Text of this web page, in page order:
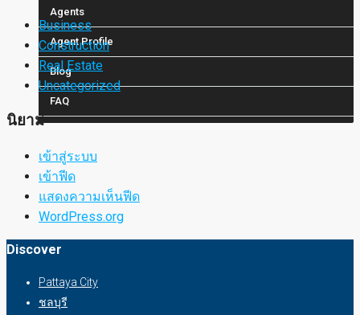
Agents
Agent Profile
Blog
FAQ
Business
Construction
Real Estate
Uncategorized
นิยาม
เข้าสู่ระบบ
เข้าฟีด
แสดงความเห็นฟีด
WordPress.org
Discover
Pattaya City
ชลบุรี